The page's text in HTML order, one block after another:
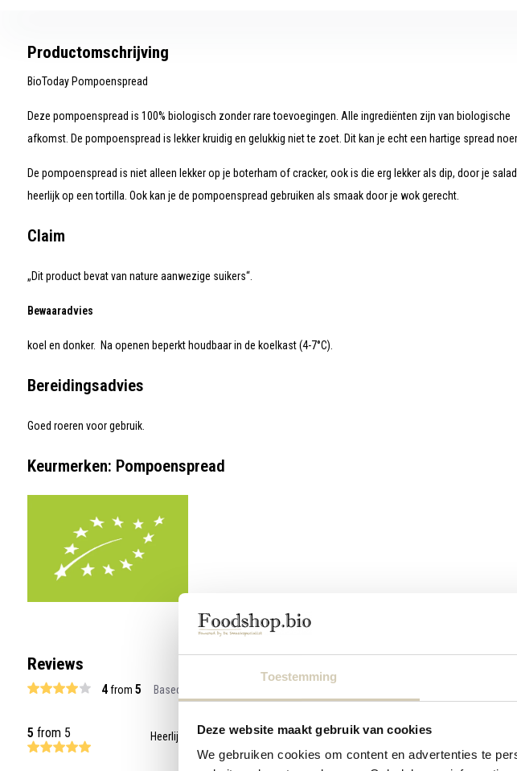
Toestemming
Deze website maakt gebruik van cookies
We gebruiken cookies om content en advertenties te
Productomschrijving
BioToday Pompoenspread
Deze pompoenspread is 100% biologisch zonder rare toevoegingen. Alle ingrediënten zijn van biologische
afkomst. De pompoenspread is lekker kruidig en gelukkig niet te zoet. Dit kan je echt een hartige spread
De pompoenspread is niet alleen lekker op je boterham of cracker, ook is die erg lekker als dip, door je
heerlijk op een tortilla. Ook kan je de pompoenspread gebruiken als smaak door je wok gerecht.
Claim
„Dit product bevat van nature aanwezige suikers“.
Bewaaradvies
koel en donker. Na openen beperkt houdbaar in de koelkast (4-7°C).
Bereidingsadvies
Goed roeren voor gebruik.
Keurmerken: Pompoenspread
Reviews
4from 5 Based on 2 reviews
5 from 5 Heerlijke spread. Absolute favoriet!